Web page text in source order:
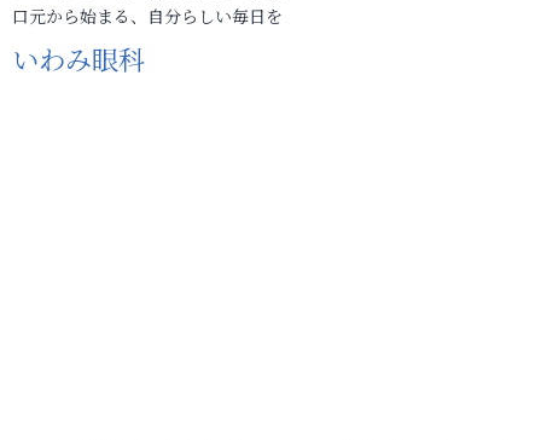
口元から始まる、自分らしい毎日を
いわみ眼科